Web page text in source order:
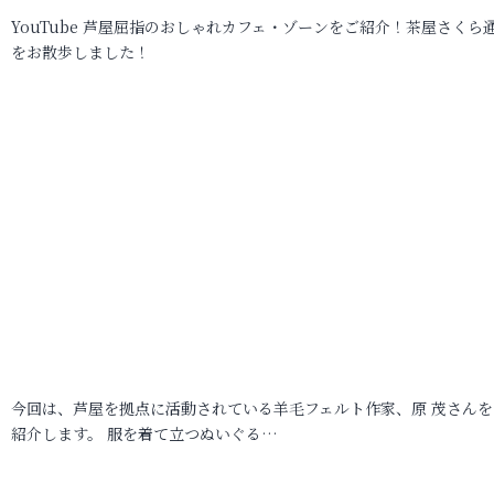
YouTube 芦屋屈指のおしゃれカフェ・ゾーンをご紹介！茶屋さくら
をお散歩しました！
今回は、芦屋を拠点に活動されている羊毛フェルト作家、原 茂さん
紹介します。 服を着て立つぬいぐる…